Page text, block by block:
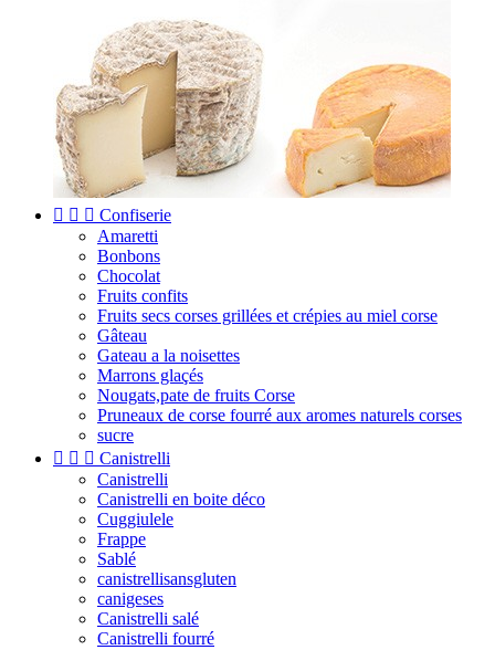
   Confiserie
Amaretti
Bonbons
Chocolat
Fruits confits
Fruits secs corses grillées et crépies au miel corse
Gâteau
Gateau a la noisettes
Marrons glaçés
Nougats,pate de fruits Corse
Pruneaux de corse fourré aux aromes naturels corses
sucre
   Canistrelli
Canistrelli
Canistrelli en boite déco
Cuggiulele
Frappe
Sablé
canistrellisansgluten
canigeses
Canistrelli salé
Canistrelli fourré